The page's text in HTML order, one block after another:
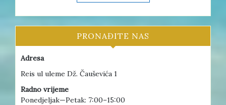
PRONAĐITE NAS
Adresa
Reis ul uleme Dž. Čauševića 1
Radno vrijeme
Ponedjeljak—Petak: 7:00–15:00